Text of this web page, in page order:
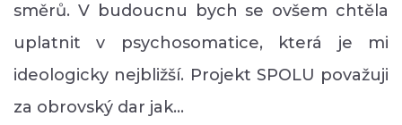
směrů. V budoucnu bych se ovšem chtěla
uplatnit v psychosomatice, která je mi
ideologicky nejbližší. Projekt SPOLU považuji
za obrovský dar jak…